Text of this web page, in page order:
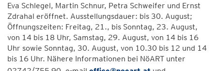
Eva Schlegel, Martin Schnur, Petra Schweifer und Ernst
Zdrahal eröffnet. Ausstellungsdauer: bis 30. August;
Öffnungszeiten: Freitag, 21., bis Sonntag, 23. August,
von 14 bis 18 Uhr, Samstag, 29. August, von 14 bis 16
Uhr sowie Sonntag, 30. August, von 10.30 bis 12 und 14
bis 16 Uhr. Nähere Informationen bei NöART unter